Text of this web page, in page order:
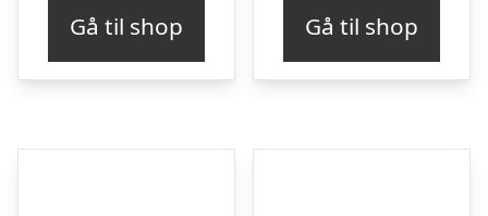
Gå til shop Gå til shop